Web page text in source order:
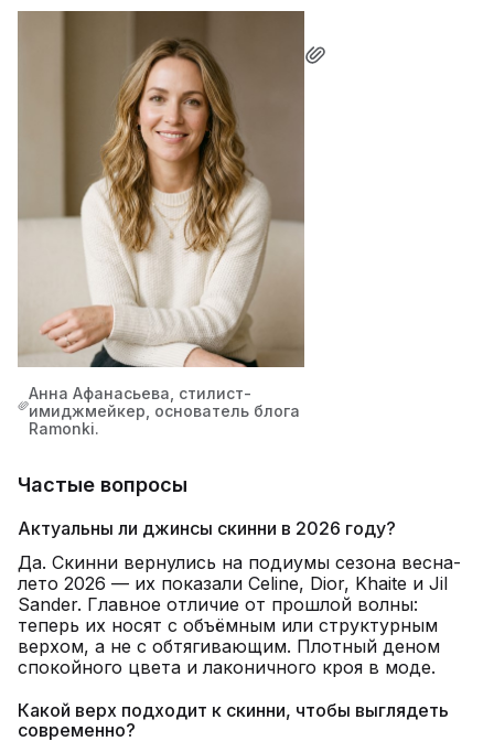
Анна Афанасьева, стилист-
имиджмейкер, основатель блога
Ramonki.
Частые вопросы
Актуальны ли джинсы скинни в 2026 году?
Да. Скинни вернулись на подиумы сезона весна-
лето 2026 — их показали Celine, Dior, Khaite и Jil
Sander. Главное отличие от прошлой волны:
теперь их носят с объёмным или структурным
верхом, а не с обтягивающим. Плотный деном
спокойного цвета и лаконичного кроя в моде.
Какой верх подходит к скинни, чтобы выглядеть
современно?